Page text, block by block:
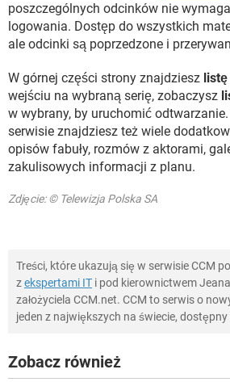
poszczególnych odcinków nie
logowania. Dostęp do wszystkich
ale odcinki są poprzedzone i
W górnej części strony znajdziesz
wejściu na wybraną serię, zobaczysz
w wybrany, by uruchomić
serwisie znajdziesz też wiele
opisów fabuły, rozmów z aktorami,
zakulisowych informacji z planu.
Zdjęcie: © Telewizja Polska SA
Treści, które ukazują się w serwisie CCM
zekspertami IT i pod kierownictwem
założyciela CCM.net. CCM to serwis o
jeden z największych na świecie,
Zobacz również